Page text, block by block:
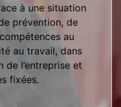
à une situation
prévention, de
au
au travail, dans
de l’entreprise et
fixées.